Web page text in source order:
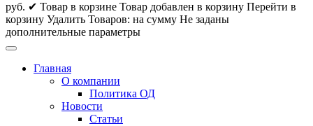
руб. ✔ Товар в корзине Товар добавлен в корзину Перейти в
корзину Удалить Товаров: на сумму Не заданы
дополнительные параметры
Главная
О компании
Политика ОД
Новости
Статьи